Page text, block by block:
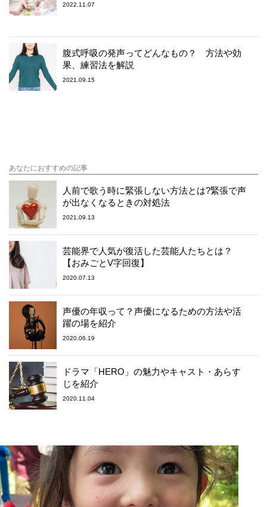
2022.11.07
腹式呼吸の発声ってどんなもの？ 方法や効
果、練習法を解説
2021.09.15
あなたにおすすめの記事
人前で歌う時に緊張しない方法とは?緊張で声
が出なくなるときの対処法
2021.09.13
芸能界で人気が復活した芸能人たちとは？
【おみごとV字回復】
2020.07.13
声優の年収って？声優になるための方法や活
躍の場を紹介
2020.06.19
ドラマ「HERO」の魅力やキャスト・あらす
じを紹介
2020.11.04